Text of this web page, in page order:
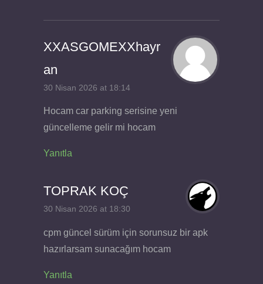
XXASGOMEXXhayr
an
30 Nisan 2026 at 18:14
Hocam car parking serisine yeni
güncelleme gelir mi hocam
Yanıtla
TOPRAK KOÇ
30 Nisan 2026 at 18:30
cpm güncel sürüm için sorunsuz bir apk
hazırlarsam sunacağım hocam
Yanıtla